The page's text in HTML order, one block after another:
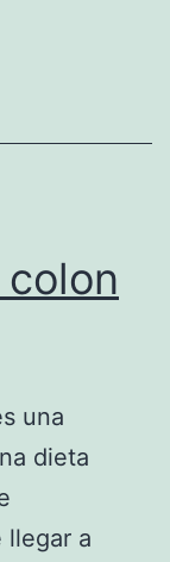
una
dieta
llegar a